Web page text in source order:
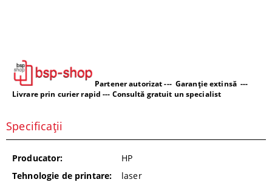
Partener autorizat --- Garanție extinsă ---
Livrare prin curier rapid --- Consultă gratuit un specialist
Specificații
Producator:
HP
Tehnologie de printare:
laser